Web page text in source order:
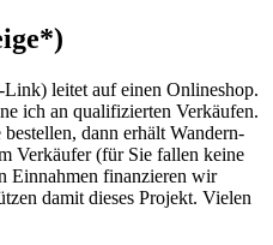
leitet auf einen Onlineshop.
ich an qualifizierten Verkäufen.
dann erhält Wandern-
Verkäufer (für Sie fallen keine
Einnahmen finanzieren wir
damit dieses Projekt. Vielen